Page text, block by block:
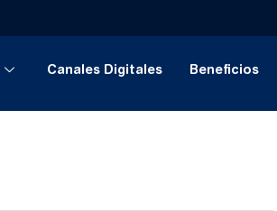
Canales Digitales Beneficios